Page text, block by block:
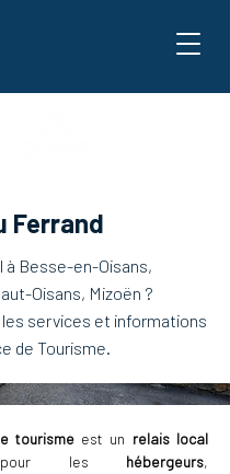
Ferrand
à Besse-en-Oisans,
Oisans, Mizoën ?
les services et informations
de Tourisme.
tourisme est un relais local
les hébergeurs